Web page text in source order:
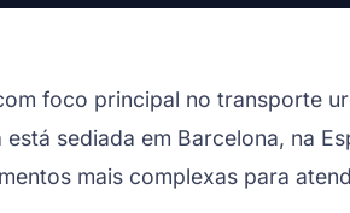
foco principal no transporte
sediada em Barcelona, na
mais complexas para